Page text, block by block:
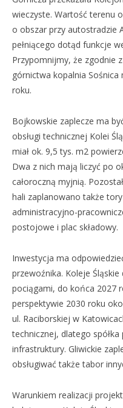
wieczyste. Wartość terenu
o obszar przy autostradzie
pełniącego dotąd funkcje
Przypomnijmy, że zgodnie
górnictwa kopalnia Sośnica
roku.
Bojkowskie zaplecze ma
obsługi technicznej Kolei
miał ok. 9,5 tys. m2
Dwa z nich mają liczyć po
całoroczną myjnią.
hali zaplanowano także
administracyjno-
postojowe i plac składowy.
Inwestycja ma
przewoźnika. Koleje
pociągami, do końca 2027
perspektywie 2030 roku
ul. Raciborskiej w
technicznej, dlatego
infrastruktury. Gliwickie
obsługiwać także tabor
Warunkiem realizacji